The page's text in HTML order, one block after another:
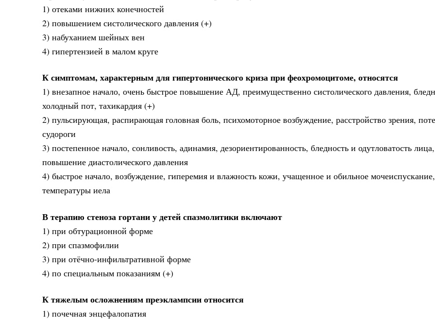
1) отеками нижних конечностей
2) повышением систолического давления (+)
3) набуханием шейных вен
4) гипертензией в малом круге
К симптомам, характерным для гипертонического криза при феохромоцитоме, относятся
1) внезапное начало, очень быстрое повышение АД, преимущественно систолического давления,
холодный пот, тахикардия (+)
2) пульсирующая, распирающая головная боль, психомоторное возбуждение, расстройство зрения,
судороги
3) постепенное начало, сонливость, адинамия, дезориентированность, бледность и одутловатость
повышение диастолического давления
4) быстрое начало, возбуждение, гиперемия и влажность кожи, учащенное и обильное
температуры иела
В терапию стеноза гортани у детей спазмолитики включают
1) при обтурационной форме
2) при спазмофилии
3) при отёчно-инфильтративной форме
4) по специальным показаниям (+)
К тяжелым осложнениям преэклампсии относится
1) почечная энцефалопатия